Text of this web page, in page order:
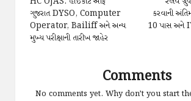
ગુજરાત DYSO, Computer
Operator, Bailiff અને અન્ય
મુખ્ય પરીક્ષાની તારીખ જાહેર
કરવાની
10 પાસ અને
Comments
No comments yet. Why don’t you start